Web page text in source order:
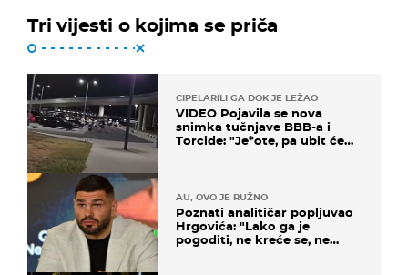
Tri vijesti o kojima se priča
CIPELARILI GA DOK JE LEŽAO
VIDEO Pojavila se nova
snimka tučnjave BBB-a i
Torcide: "Je*ote, pa ubit će
AU, OVO JE RUŽNO
Poznati analitičar popljuvao
Hrgovića: "Lako ga je
pogoditi, ne kreće se, ne